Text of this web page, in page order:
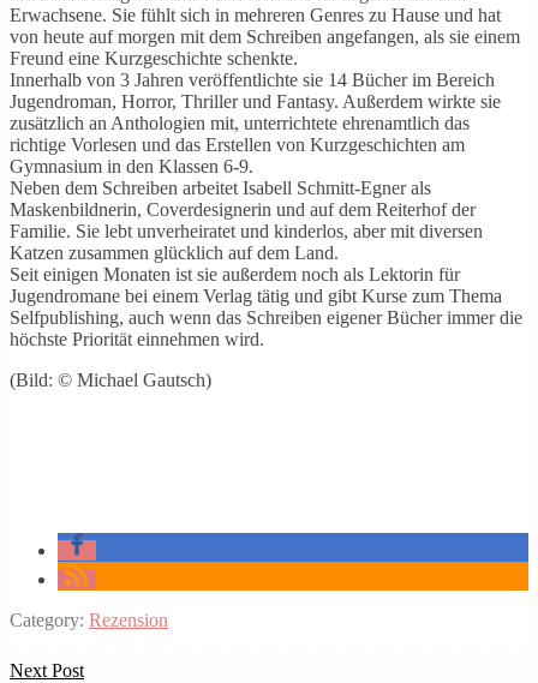
Erwachsene. Sie fühlt sich in mehreren Genres zu Hause und hat
von heute auf morgen mit dem Schreiben angefangen, als sie einem
Freund eine Kurzgeschichte schenkte.
Innerhalb von 3 Jahren veröffentlichte sie 14 Bücher im Bereich
Jugendroman, Horror, Thriller und Fantasy. Außerdem wirkte sie
zusätzlich an Anthologien mit, unterrichtete ehrenamtlich das
richtige Vorlesen und das Erstellen von Kurzgeschichten am
Gymnasium in den Klassen 6-9.
Neben dem Schreiben arbeitet Isabell Schmitt-Egner als
Maskenbildnerin, Coverdesignerin und auf dem Reiterhof der
Familie. Sie lebt unverheiratet und kinderlos, aber mit diversen
Katzen zusammen glücklich auf dem Land.
Seit einigen Monaten ist sie außerdem noch als Lektorin für
Jugendromane bei einem Verlag tätig und gibt Kurse zum Thema
Selfpublishing, auch wenn das Schreiben eigener Bücher immer die
höchste Priorität einnehmen wird.
(Bild: © Michael Gautsch)
Category: Rezension
Next Post